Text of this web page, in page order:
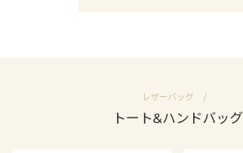
レザーバッグ
トート&ハンドバッグ